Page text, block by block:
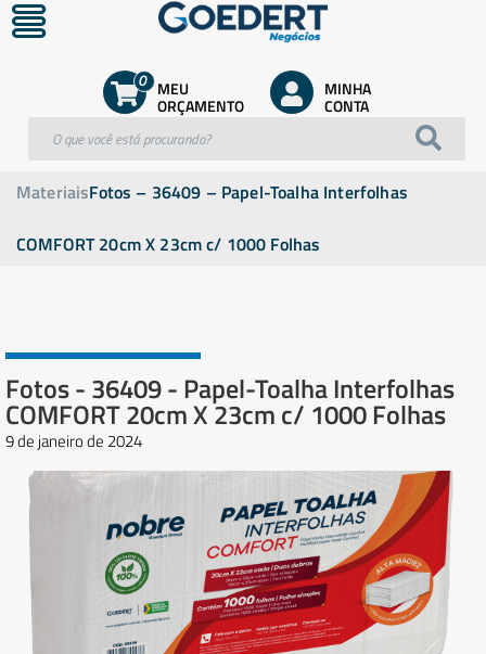
MEU
ORÇAMENTO
0 MINHA
CONTA
MateriaisFotos – 36409 – Papel-Toalha Interfolhas
COMFORT 20cm X 23cm c/ 1000 Folhas
Fotos - 36409 - Papel-Toalha Interfolhas
COMFORT 20cm X 23cm c/ 1000 Folhas
9 de janeiro de 2024